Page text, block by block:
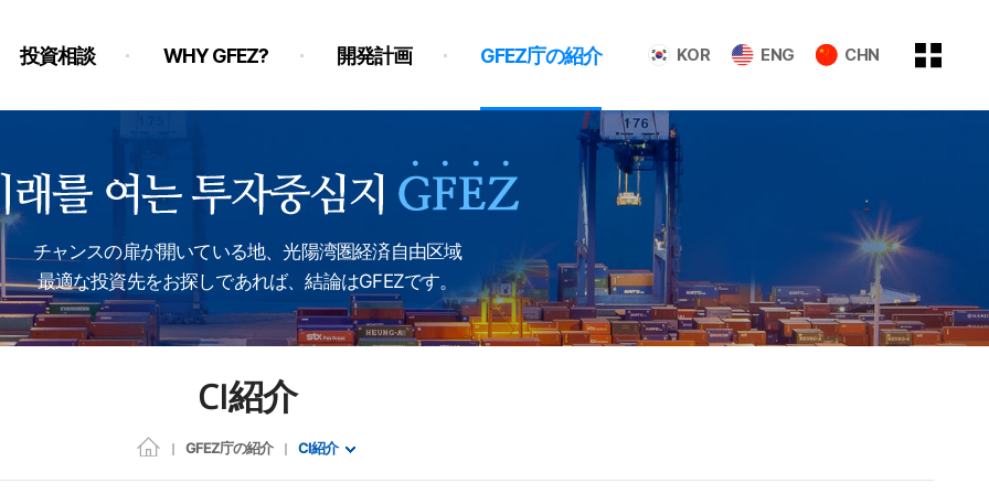
KOR ENG CHN
投資相談 WHY GFEZ? 開発計画 GFEZ庁の紹介
チャンスの扉が開いている地、光陽湾圏経済自由区域
最適な投資先をお探しであれば、結論はGFEZです。
CI紹介
GFEZ庁の紹介 CI紹介